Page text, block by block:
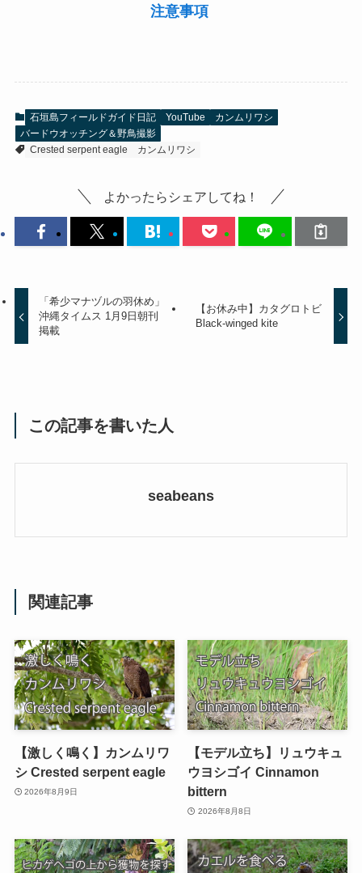
注意事項
石垣島フィールドガイド日記 YouTube
カンムリワシ
バードウオッチング＆野鳥撮影
Crested serpent eagle
カンムリワシ
よかったらシェアしてね！
「希少マナヅルの羽休め」
沖縄タイムス 1月9日朝刊
掲載
【お休み中】カタグロトビ
Black-winged kite
この記事を書いた人
seabeans
関連記事
【激しく鳴く】カンムリワ
シ Crested serpent eagle
2026年8月9日
【モデル立ち】リュウキュ
ウヨシゴイ Cinnamon
bittern
2026年8月8日